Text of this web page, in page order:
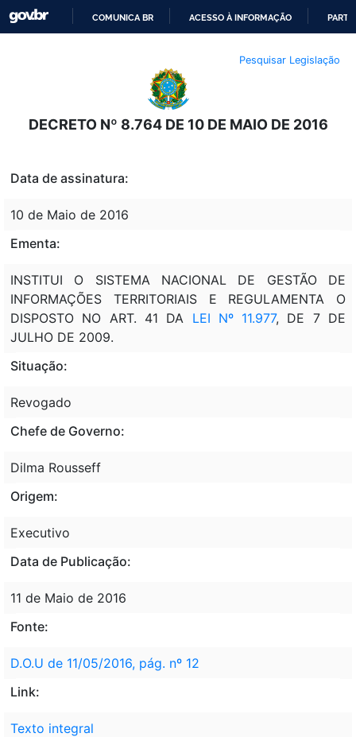
O
CONTEÚDO
COMUNICA BR ACESSO À INFORMAÇÃO
Pesquisar Legislação
DECRETO Nº 8.764 DE 10 DE MAIO DE 2016
Data de assinatura:
10 de Maio de 2016
Ementa:
INSTITUI O SISTEMA NACIONAL DE GESTÃO DE
INFORMAÇÕES TERRITORIAIS E REGULAMENTA O
DISPOSTO NO ART. 41 DA LEI Nº 11.977, DE 7 DE
JULHO DE 2009.
Situação:
Revogado
Chefe de Governo:
Dilma Rousseff
Origem:
Executivo
Data de Publicação:
11 de Maio de 2016
Fonte:
D.O.U de 11/05/2016, pág. nº 12
Link:
Texto integral